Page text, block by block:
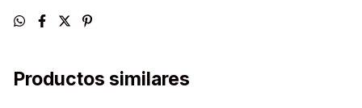
Productos similares